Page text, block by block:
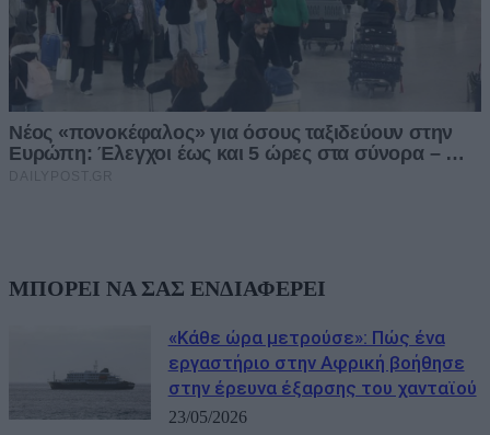
ΜΠΟΡΕΙ ΝΑ ΣΑΣ ΕΝΔΙΑΦΕΡΕΙ
«Κάθε ώρα μετρούσε»: Πώς ένα
εργαστήριο στην Αφρική βοήθησε
στην έρευνα έξαρσης του χανταϊού
23/05/2026